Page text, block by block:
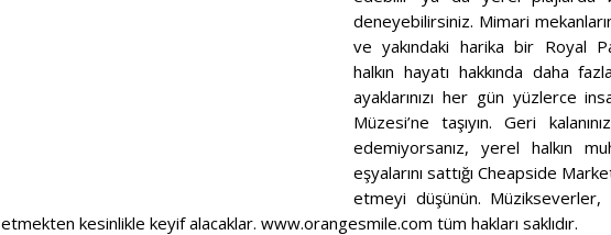
deneyebilirsiniz. Mimari
ve yakındaki harika bir Royal
halkın hayatı hakkında daha
ayaklarınızı her gün yüzlerce
Müzesi’ne taşıyın. Geri
edemiyorsanız, yerel halkın
eşyalarını sattığı Cheapside
etmeyi düşünün. Müzikseverler,
etmekten kesinlikle keyif alacaklar. www.orangesmile.com tüm hakları saklıdır.